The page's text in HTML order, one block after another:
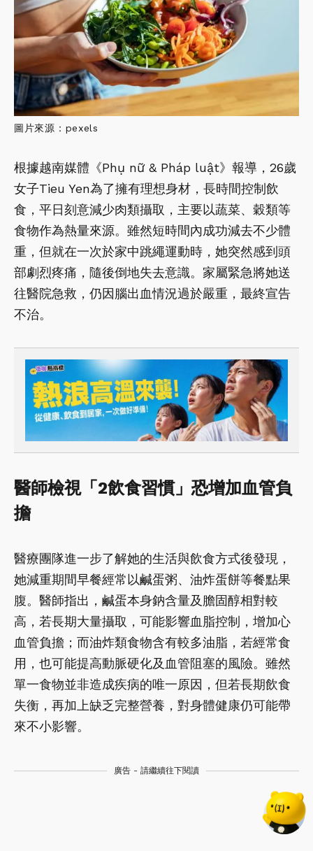
圖片來源：pexels
根據越南媒體《Phụ nữ & Pháp luật》報導，26歲
女子Tieu Yen為了擁有理想身材，長時間控制飲
食，平日刻意減少肉類攝取，主要以蔬菜、穀類等
食物作為熱量來源。雖然短時間內成功減去不少體
重，但就在一次於家中跳繩運動時，她突然感到頭
部劇烈疼痛，隨後倒地失去意識。家屬緊急將她送
往醫院急救，仍因腦出血情況過於嚴重，最終宣告
不治。
醫師檢視「2飲食習慣」恐增加血管負
擔
醫療團隊進一步了解她的生活與飲食方式後發現，
她減重期間早餐經常以鹹蛋粥、油炸蛋餅等餐點果
腹。醫師指出，鹹蛋本身鈉含量及膽固醇相對較
高，若長期大量攝取，可能影響血脂控制，增加心
血管負擔；而油炸類食物含有較多油脂，若經常食
用，也可能提高動脈硬化及血管阻塞的風險。雖然
單一食物並非造成疾病的唯一原因，但若長期飲食
失衡，再加上缺乏完整營養，對身體健康仍可能帶
來不小影響。
廣告 - 請繼續往下閱讀